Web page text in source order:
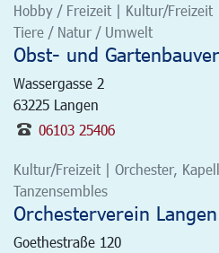
Hobby / Freizeit | Kultur/
Tiere / Natur / Umwelt
Obst- und
Wassergasse 2
63225 Langen
06103 25406
Kultur/Freizeit | Orchester,
Tanzensembles
Orchesterverein Langen
Goethestraße 120